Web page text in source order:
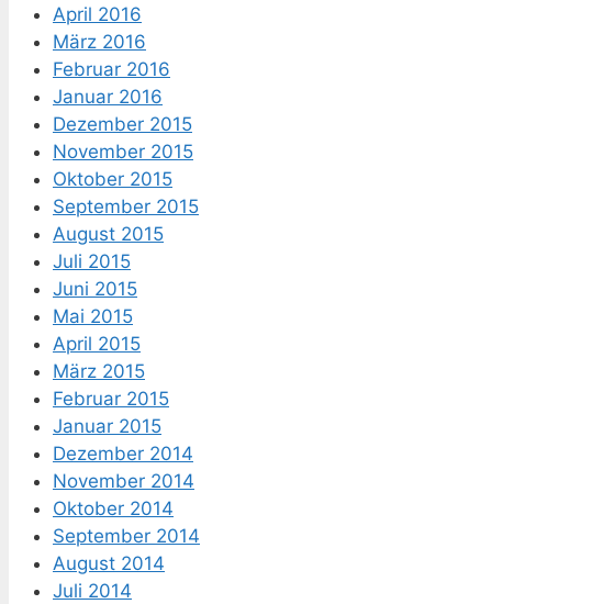
April 2016
März 2016
Februar 2016
Januar 2016
Dezember 2015
November 2015
Oktober 2015
September 2015
August 2015
Juli 2015
Juni 2015
Mai 2015
April 2015
März 2015
Februar 2015
Januar 2015
Dezember 2014
November 2014
Oktober 2014
September 2014
August 2014
Juli 2014